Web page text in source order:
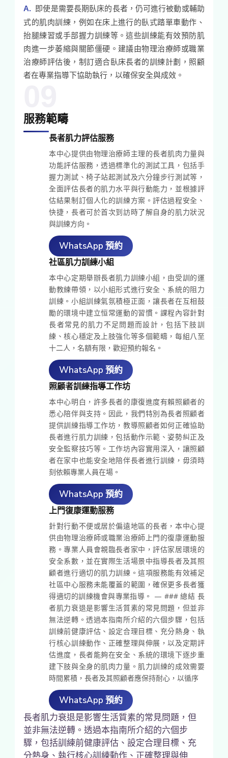
即使是需要長期臥床的長者，仍可進行被動或輔助
式的肌肉訓練，例如在床上進行的臥式踏單車動作、
抬腿練習或手部握力訓練等。這些訓練能有效預防肌
肉進一步萎縮與關節僵硬。建議由物理治療師或職業
治療師評估後，制訂適合臥床長者的訓練計劃，照顧
者在專業指導下協助執行，以確保安全與成效。
服務範疇
長者肌力評估服務
本中心提供由物理治療師主理的長者肌肉力量與
功能評估服務，透過標準化的測試工具，包括手
握力測試、椅子站起測試及六分鐘步行測試等，
全面評估長者的肌力水平與行動能力，並根據評
估結果制訂個人化的訓練方案。評估過程安全、
快捷，長者可於首次到訪時了解自身的肌力狀況
與訓練方向。
WhatsApp 預約
社區肌力訓練小組
本中心定期舉辦長者肌力訓練小組，由受訓的運
動教練帶領，以小組形式進行安全、系統的阻力
訓練。小組訓練氣氛積極正面，讓長者在互相鼓
勵的環境中建立恒常運動的習慣。課程內容針對
長者常見的肌力不足問題而設計，包括下肢訓
練、核心穩定及上肢強化等多個範疇，每組八至
十二人，名額有限，歡迎預約報名。
WhatsApp 預約
照顧者訓練指導工作坊
本中心明白，許多長者的康復進度有賴照顧者的
悉心陪伴與支持。因此，我們特別為長者照顧者
提供訓練指導工作坊，教導照顧者如何正確協助
長者進行肌力訓練，包括動作示範、姿勢糾正及
安全監察技巧等。工作坊內容實用深入，讓照顧
者在家中也能安全地陪伴長者進行訓練，毋須時
刻依賴專業人員在場。
WhatsApp 預約
上門復康運動服務
針對行動不便或居於偏遠地區的長者，本中心提
供由物理治療師或職業治療師上門的復康運動服
務。專業人員會親臨長者家中，評估家居環境的
安全系數，並在實際生活場景中指導長者及其照
顧者進行適切的肌力訓練。這項服務能有效補足
社區中心服務未能覆蓋的範圍，確保更多長者獲
得適切的訓練機會與專業指導。 — ### 總結 長
者肌力衰退是影響生活質素的常見問題，但並非
無法逆轉。透過本指南所介紹的六個步驟，包括
訓練前健康評估、設定合理目標、充分熱身、執
行核心訓練動作、正確整理與伸展，以及定期評
估進度，長者能夠在安全、系統的環境下逐步重
建下肢與全身的肌肉力量。肌力訓練的成效需要
時間累積，長者及其照顧者應保持耐心，以循序
WhatsApp 預約
長者肌力衰退是影響生活質素的常見問題，但
並非無法逆轉。透過本指南所介紹的六個步
驟，包括訓練前健康評估、設定合理目標、充
分熱身、執行核心訓練動作、正確整理與伸